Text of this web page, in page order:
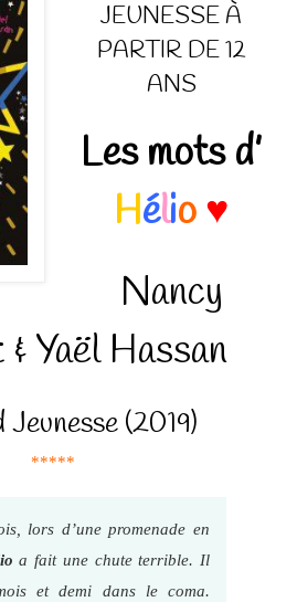
JEUNESSE À
PARTIR DE 12
ANS
Les mots d’
Hélio♥
Nancy
Yaël Hassan
Jeunesse (2019)
*****
lors d’une promenade en
a fait une chute terrible. Il
et demi dans le coma.